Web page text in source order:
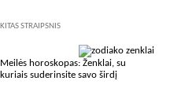
KITAS STRAIPSNIS
Meilės horoskopas: Ženklai, su
kuriais suderinsite savo širdį